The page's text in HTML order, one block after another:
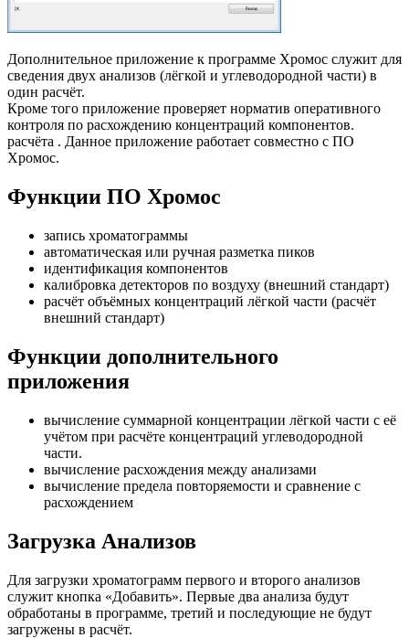
Дополнительное приложение к программе Хромос служит для
сведения двух анализов (лёгкой и углеводородной части) в
один расчёт.
Кроме того приложение проверяет норматив оперативного
контроля по расхождению концентраций компонентов.
расчёта . Данное приложение работает совместно с ПО
Хромос.
Функции ПО Хромос
запись хроматограммы
автоматическая или ручная разметка пиков
идентификация компонентов
калибровка детекторов по воздуху (внешний стандарт)
расчёт объёмных концентраций лёгкой части (расчёт
внешний стандарт)
Функции дополнительного
приложения
вычисление суммарной концентрации лёгкой части с её
учётом при расчёте концентраций углеводородной
части.
вычисление расхождения между анализами
вычисление предела повторяемости и сравнение с
расхождением
Загрузка Анализов
Для загрузки хроматограмм первого и второго анализов
служит кнопка «Добавить». Первые два анализа будут
обработаны в программе, третий и последующие не будут
загружены в расчёт.